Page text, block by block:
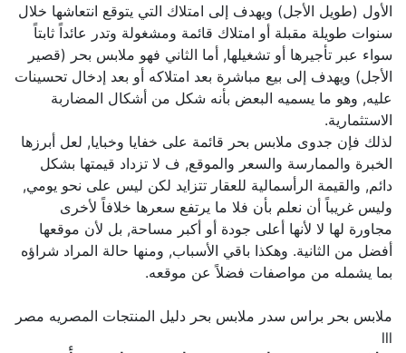
الأول (طويل الأجل) ويهدف إلى امتلاك التي يتوقع انتعاشها خلال
سنوات طويلة مقبلة أو امتلاك قائمة ومشغولة وتدر عائداً ثابتاً
سواء عبر تأجيرها أو تشغيلها, أما الثاني فهو ملابس بحر (قصير
الأجل) ويهدف إلى بيع مباشرة بعد امتلاكه أو بعد إدخال تحسينات
عليه, وهو ما يسميه البعض بأنه شكل من أشكال المضاربة
الاستثمارية.
لذلك فإن جدوى ملابس بحر قائمة على خفايا وخبايا, لعل أبرزها
الخبرة والممارسة والسعر والموقع, ف لا تزداد قيمتها بشكل
دائم, والقيمة الرأسمالية للعقار تتزايد لكن ليس على نحو يومي,
وليس غريباً أن نعلم بأن فلا ما يرتفع سعرها خلافاً لأخرى
مجاورة لها لا لأنها أعلى جودة أو أكبر مساحة, بل لأن موقعها
أفضل من الثانية. وهكذا باقي الأسباب, ومنها حالة المراد شراؤه
بما يشمله من مواصفات فضلاً عن موقعه.
ملابس بحر براس سدر ملابس بحر دليل المنتجات المصريه مصر